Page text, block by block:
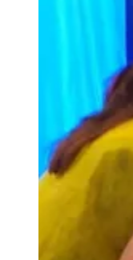
Recanto
Vila Engenho
Anuncie no Portal
Guia de Empresas
Divulgar Vagas
Publicidade Legal
Negócios Regionais
Segurança
Hospitais
Parques & Represas